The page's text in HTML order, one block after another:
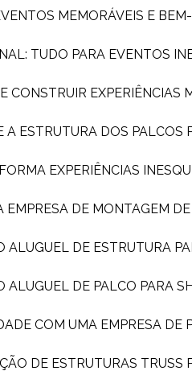
MEMORÁVEIS E
TUDO PARA EVENTOS
CONSTRUIR EXPERIÊNCIAS
A ESTRUTURA DOS PALCOS
EXPERIÊNCIAS
EMPRESA DE MONTAGEM
ALUGUEL DE ESTRUTURA
ALUGUEL DE PALCO PARA
COM UMA EMPRESA
DE ESTRUTURAS TRUSS